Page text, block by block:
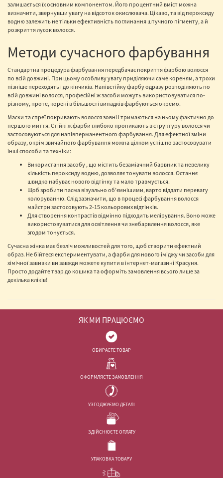
залишається їх основним компонентом. Його процентний вміст можна
визначити, звернувши увагу на відсоток окислювача. Цікаво, та від пероксиду
водню залежить не тільки ефективність поглинання штучного пігменту, а й
розкриття лусок волосся.
Методи сучасного фарбування
Стандартна процедура фарбування передбачає покриття фарбою волосся
по всій довжині. При цьому особливу увагу приділяючи саме кореням, а трохи
пізніше переходять і до кінчиків. Напівстійку фарбу одразу розподіляють по
всій довжині волосся, професійні ж засоби можуть використовуватися по-
різному, проте, корені в більшості випадків фарбуються окремо.
Маски та спреї покривають волосся зовні і тримаються на ньому фактично до
першого миття. Стійкі ж фарби глибоко проникають в структуру волосся чи
застосовуються для напівперманентного фарбування. Для ефектної зміни
образу, окрім звичайного фарбування можна цілком успішно застосовувати
інші способи та техніки:
Використання засобу , що містить безаміачний барвник та невелику
кількість пероксиду водню, дозволяє тонувати волосся. Останнє
швидко набуває нового відтінку та мало травмується.
Щоб зробити пасма візуально об’ємнішими, варто віддати перевагу
колоруванню. Слід зазначити, що в процесі фарбування волосся
майстри застосовують 2-15 кольорових відтінків.
Для створення контрастів відмінно підходить мелірування. Воно може
використовуватися для освітлення чи знебарвлення волосся, яке
згодом тонується.
Сучасна жінка має безліч можливостей для того, щоб створити ефектний
образ. Не бійтеся експериментувати, а фарби для нового іміджу чи засоби для
хімічної завивки ви завжди можете купити в інтернет-магазині Красуня.
Просто додайте твар до кошика та оформіть замовлення всього лише за
декілька кліків!
ЯК МИ ПРАЦЮЄМО
ОБИРАЄТЕ ТОВАР
ОФОРМЛЯЄТЕ ЗАМОВЛЕННЯ
УЗГОДЖУЄМО ДЕТАЛІ
ЗДІЙСНЮЄТЕ ОПЛАТУ
УПАКОВКА ТОВАРУ